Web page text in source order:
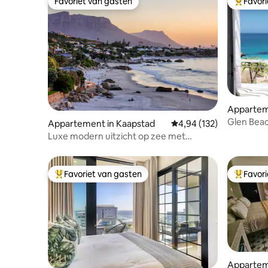
Favoriet van gasten
Appartement in Kaapstad Gemiddelde
4,94 (132)
Luxe modern uitzicht op zee met
Glen
Topfavoriet van gasten
Favoriet van gasten